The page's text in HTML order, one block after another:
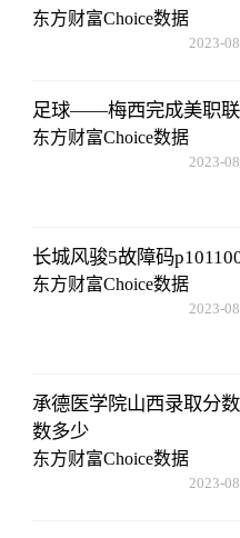
东方财富Choice数据
2023-
足球——梅西完成美职
东方财富Choice数据
2023-
长城风骏5故障码
东方财富Choice数据
2023-
承德医学院山西录取分
数多少
东方财富Choice数据
2023-